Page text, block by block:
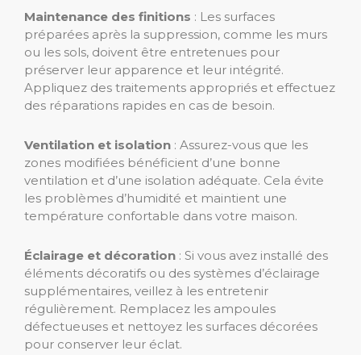
Maintenance des finitions : Les surfaces
préparées après la suppression, comme les murs
ou les sols, doivent être entretenues pour
préserver leur apparence et leur intégrité.
Appliquez des traitements appropriés et effectuez
des réparations rapides en cas de besoin.
Ventilation et isolation : Assurez-vous que les
zones modifiées bénéficient d’une bonne
ventilation et d’une isolation adéquate. Cela évite
les problèmes d’humidité et maintient une
température confortable dans votre maison.
Éclairage et décoration : Si vous avez installé des
éléments décoratifs ou des systèmes d’éclairage
supplémentaires, veillez à les entretenir
régulièrement. Remplacez les ampoules
défectueuses et nettoyez les surfaces décorées
pour conserver leur éclat.